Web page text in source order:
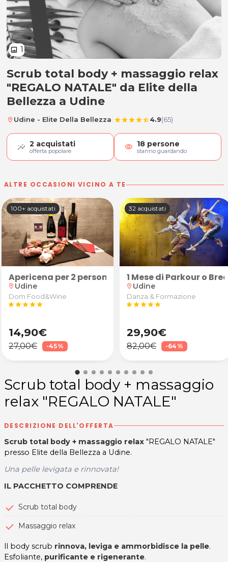
image 1
Scrub total body + massaggio
Scrub total body + massaggio relax
"REGALO NATALE" da Elite della
Bellezza a Udine
location_on Udine - Elite Della Bellezza starstarstarstarstar_half4.9(65)
2 acquistati
offerta popolare visibility 18 persone
stanno guardando
ALTRE OCCASIONI VICINO A TE
persone al Ristorante Pizzeria La Combriccola a
30€ ricarica
100+ acquistati
Apericena per 2 persone: "Robusto" (calice di
location_on Udine
Dom Food&Wine
starstarstarstarstar
14,90€
27,00€ -45%
32 acquistati
1 Mese di Parkour o
location_on Udine
Danza & Formazione
starstarstarstarstar
29,90€
82,00€ -64%
Scrub total body + massaggio
relax "REGALO NATALE"
DESCRIZIONE DELL'OFFERTA
Scrub total body + massaggio relax "REGALO NATALE"
presso Elite della Bellezza a Udine.
Una pelle levigata e rinnovata!
IL PACCHETTO COMPRENDE
Scrub total body
Massaggio relax
ll body scrub rinnova, leviga e ammorbidisce la pelle.
Esfoliante, purificante e rigenerante.